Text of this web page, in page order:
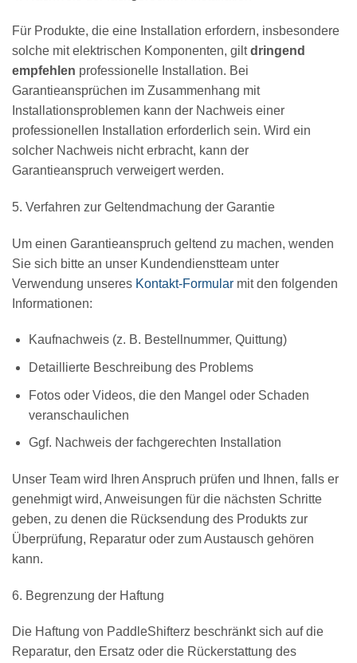
Für Produkte, die eine Installation erfordern, insbesondere
solche mit elektrischen Komponenten, giltdringend
empfehlen professionelle Installation. Bei
Garantieansprüchen im Zusammenhang mit
Installationsproblemen kann der Nachweis einer
professionellen Installation erforderlich sein. Wird ein
solcher Nachweis nicht erbracht, kann der
Garantieanspruch verweigert werden.
5. Verfahren zur Geltendmachung der Garantie
Um einen Garantieanspruch geltend zu machen, wenden
Sie sich bitte an unser Kundendienstteam unter
Verwendung unseres Kontakt-Formular mit den folgenden
Informationen:
Kaufnachweis (z. B. Bestellnummer, Quittung)
Detaillierte Beschreibung des Problems
Fotos oder Videos, die den Mangel oder Schaden
veranschaulichen
Ggf. Nachweis der fachgerechten Installation
Unser Team wird Ihren Anspruch prüfen und Ihnen, falls er
genehmigt wird, Anweisungen für die nächsten Schritte
geben, zu denen die Rücksendung des Produkts zur
Überprüfung, Reparatur oder zum Austausch gehören
kann.
6. Begrenzung der Haftung
Die Haftung von PaddleShifterz beschränkt sich auf die
Reparatur, den Ersatz oder die Rückerstattung des